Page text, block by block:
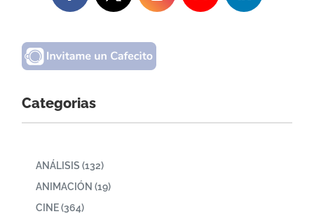
Categorias
ANÁLISIS (132)
ANIMACIÓN (19)
CINE(364)